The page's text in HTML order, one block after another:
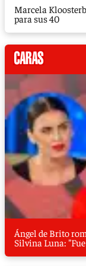
Marcela
para sus 40
Ángel de Brito
Silvina Luna: